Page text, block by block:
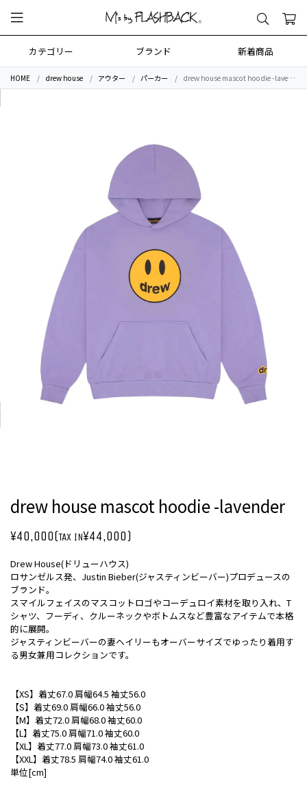
カテゴリー ブランド 新着商品
HOME drew house アウター パーカー drew house mascot hoodie -lavender
drew house mascot hoodie -lavender
¥40,000(TAX IN¥44,000)
Drew House(ドリューハウス)
ロサンゼルス発、Justin Bieber(ジャスティンビーバー)プロデュースの
ブランド。
スマイルフェイスのマスコットロゴやコーデュロイ素材を取り入れ、T
シャツ、フーディ、クルーネックやボトムスなど豊富なアイテムで本格
的に展開。
ジャスティンビーバーの妻ヘイリーもオーバーサイズでゆったり着用す
る男女兼用コレクションです。
【XS】着丈67.0 肩幅64.5 袖丈56.0
【S】着丈69.0 肩幅66.0 袖丈56.0
【M】着丈72.0 肩幅68.0 袖丈60.0
【L】着丈75.0 肩幅71.0 袖丈60.0
【XL】着丈77.0 肩幅73.0 袖丈61.0
【XXL】着丈78.5 肩幅74.0 袖丈61.0
単位[cm]